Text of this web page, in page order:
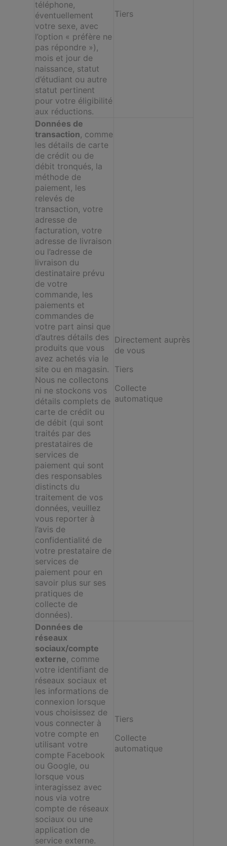
téléphone,
éventuellement
votre sexe, avec
l’option « préfère ne
pas répondre »),
mois et jour de
naissance, statut
d’étudiant ou autre
statut pertinent
pour votre éligibilité
aux réductions.
Tiers
Données de
transaction, comme
les détails de carte
de crédit ou de
débit tronqués, la
méthode de
paiement, les
relevés de
transaction, votre
adresse de
facturation, votre
adresse de livraison
ou l’adresse de
livraison du
destinataire prévu
de votre
commande, les
paiements et
commandes de
votre part ainsi que
d’autres détails des
produits que vous
avez achetés via le
site ou en magasin.
Nous ne collectons
ni ne stockons vos
détails complets de
carte de crédit ou
de débit (qui sont
traités par des
prestataires de
services de
paiement qui sont
des responsables
distincts du
traitement de vos
données, veuillez
vous reporter à
l’avis de
confidentialité de
votre prestataire de
services de
paiement pour en
savoir plus sur ses
pratiques de
collecte de
données).
Directement auprès
de vous
Tiers
Collecte
automatique
Données de
réseaux
sociaux/compte
externe, comme
votre identifiant de
réseaux sociaux et
les informations de
connexion lorsque
vous choisissez de
vous connecter à
votre compte en
utilisant votre
compte Facebook
ou Google, ou
lorsque vous
interagissez avec
nous via votre
compte de réseaux
sociaux ou une
application de
service externe.
Tiers
Collecte
automatique